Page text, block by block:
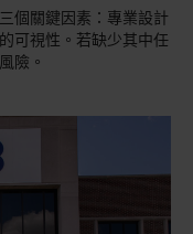
個關鍵因素：專業設計
可視性。若缺少其中任
險。